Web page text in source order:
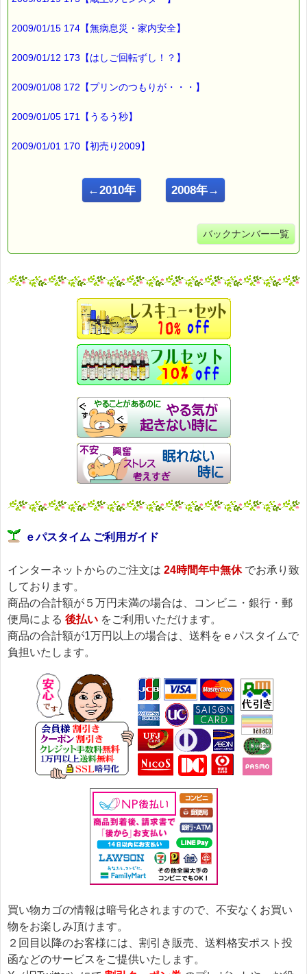
2009/01/15 174【無病息災・家内安全】
2009/01/12 173【はしご回転ずし！？】
2009/01/08 172【プリンのつもりが・・・】
2009/01/05 171【うるう秒】
2009/01/01 170【初売り2009】
←2010年 2008年→
バックナンバー一覧
ｅパスタイム ご利用ガイド
インターネットからのご注文は 24時間年中無休でお承り致
しております。
商品の合計額が５万円未満の場合は、コンビニ・銀行・郵
便局による 後払い をご利用いただけます。
商品の合計額が1万円以上の場合は、送料をｅパスタイムで
負担いたします。
買い物カゴの情報は暗号化されますので、不安なくお買い
物をお楽しみ頂けます。
２回目以降のお客様には、割引き販売、送料格安ポスト投
函などのサービスをご提供いたします。